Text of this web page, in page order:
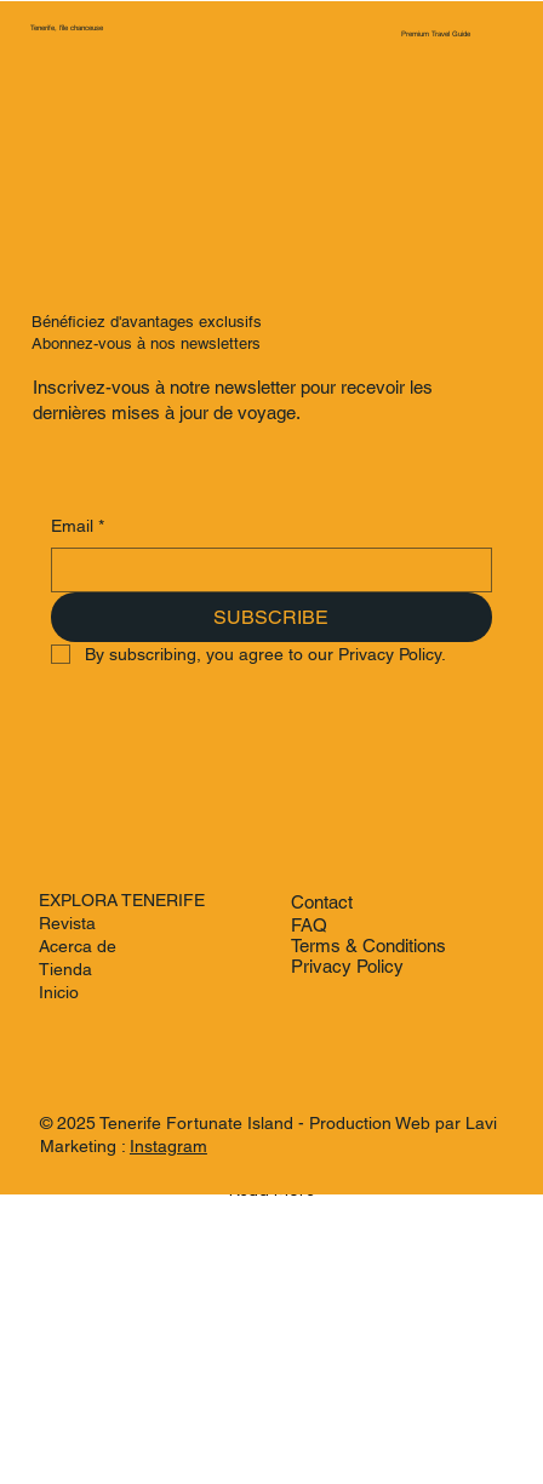
pricing and other relevant info. Consider adding an image
or video of the product.
HÉBERGEMENT RECOMMANDÉ
Describe the product here. Include important features,
pricing and other relevant info. Consider adding an image
or video of the product.
Read More
Tenerife, l'île chanceuse
Bénéficiez d'avantages exclusifs
Abonnez-vous à nos newsletters
Inscrivez-vous à notre newsletter pour recevoir les
dernières mises à jour de voyage.
Email *
SUBSCRIBE
By subscribing, you agree to our Privacy Policy.
Premium Travel Guide
EXPLORA TENERIFE
Revista
Acerca de
Tienda
Inicio
Contact
FAQ
Terms & Conditions
Privacy Policy
© 2025 Tenerife Fortunate Island - Production Web par Lavi
Marketing : Instagram